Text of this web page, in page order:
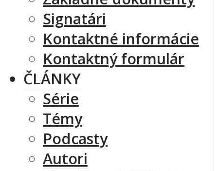
Signatári
Kontaktné informácie
Kontaktný formulár
ČLÁNKY
Série
Témy
Podcasty
Autori